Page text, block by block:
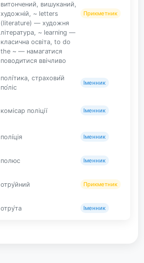
витончений, вишуканий,
художній, ~ letters
(literature) — художня
література, ~ learning —
класична освіта, to do
the ~ — намагатися
поводитися ввічливо
Прикметник
полі́тика, страхови́й
по́ліс
Іменник
комісар поліції Іменник
полі́ція Іменник
полюс Іменник
отру́йний Прикметник
отру́та Іменник